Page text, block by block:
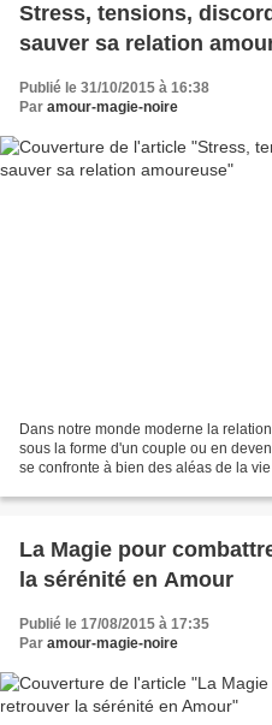
Stress, tensions,
sauver sa relation
Publié le 31/10/2015 à 16:38
Par amour-magie-noire
Dans notre monde moderne la
sous la forme d'un couple ou en
se confronte à bien des aléas de la
La Magie pour
la sérénité en Amour
Publié le 17/08/2015 à 17:35
Par amour-magie-noire